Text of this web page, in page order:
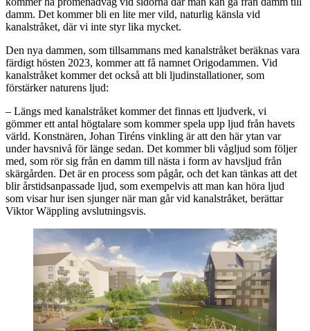
damm. Det kommer bli en lite mer vild, naturlig känsla vid
kanalstråket, där vi inte styr lika mycket.
Den nya dammen, som tillsammans med kanalstråket beräknas vara
färdigt hösten 2023, kommer att få namnet Origodammen. Vid
kanalstråket kommer det också att bli ljudinstallationer, som
förstärker naturens ljud:
– Längs med kanalstråket kommer det finnas ett ljudverk, vi
gömmer ett antal högtalare som kommer spela upp ljud från havets
värld. Konstnären, Johan Tiréns vinkling är att den här ytan var
under havsnivå för länge sedan. Det kommer bli vågljud som följer
med, som rör sig från en damm till nästa i form av havsljud från
skärgården. Det är en process som pågår, och det kan tänkas att det
blir årstidsanpassade ljud, som exempelvis att man kan höra ljud
som visar hur isen sjunger när man går vid kanalstråket, berättar
Viktor Wäppling avslutningsvis.